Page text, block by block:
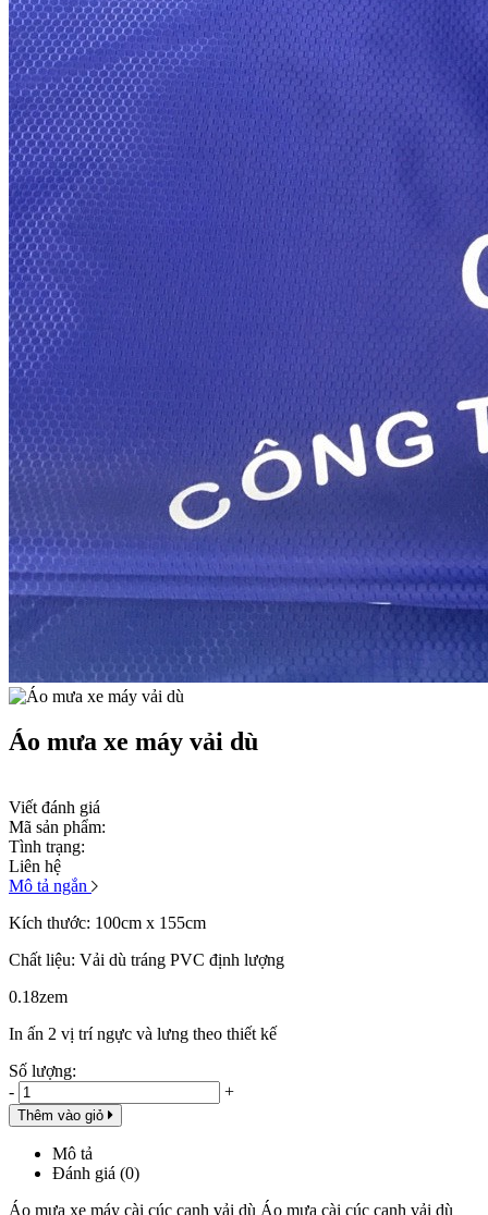
Áo mưa xe máy vải dù
Viết đánh giá
Mã sản phẩm:
Tình trạng:
Liên hệ
Mô tả ngắn
Kích thước: 100cm x 155cm
Chất liệu: Vải dù tráng PVC định lượng
0.18zem
In ấn 2 vị trí ngực và lưng theo thiết kế
Số lượng:
-
+
Thêm vào giỏ
Mô tả
Đánh giá (0)
Áo mưa xe máy cài cúc cạnh vải dù Áo mưa cài cúc cạnh vải dù